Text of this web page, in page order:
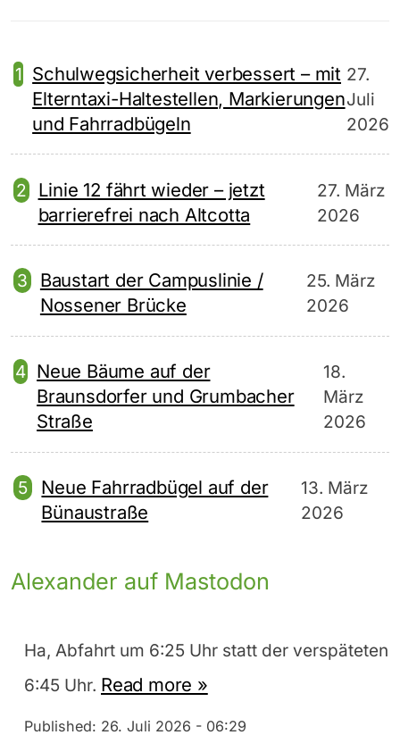
Schulwegsicherheit verbessert – mit
Elterntaxi-Haltestellen, Markierungen
und Fahrradbügeln
27.
Juli
2026
Linie 12 fährt wieder – jetzt
barrierefrei nach Altcotta
27. März
2026
Baustart der Campuslinie /
Nossener Brücke
25. März
2026
Neue Bäume auf der
Braunsdorfer und Grumbacher
Straße
18.
März
2026
Neue Fahrradbügel auf der
Bünaustraße
13. März
2026
Alexander auf Mastodon
Ha, Abfahrt um 6:25 Uhr statt der verspäteten
6:45 Uhr. Read more »
Published: 26. Juli 2026 - 06:29